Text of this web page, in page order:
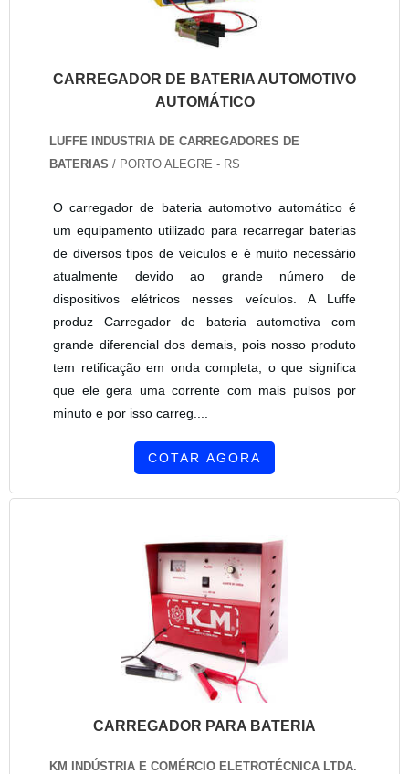
CARREGADOR DE BATERIA AUTOMOTIVO
AUTOMÁTICO
LUFFE INDUSTRIA DE CARREGADORES DE
BATERIAS / PORTO ALEGRE - RS
O carregador de bateria automotivo automático é
um equipamento utilizado para recarregar baterias
de diversos tipos de veículos e é muito necessário
atualmente devido ao grande número de
dispositivos elétricos nesses veículos. A Luffe
produz Carregador de bateria automotiva com
grande diferencial dos demais, pois nosso produto
tem retificação em onda completa, o que significa
que ele gera uma corrente com mais pulsos por
minuto e por isso carreg....
COTAR AGORA
CARREGADOR PARA BATERIA
KM INDÚSTRIA E COMÉRCIO ELETROTÉCNICA LTDA.